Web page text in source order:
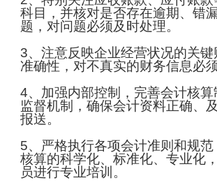
科目，并核对是否存在逾期、错
题，对问题必须及时处理。
3、注意反映企业经营状况的关键
准确性，对不真实的财务信息必
4、加强内部控制，完善会计核算
监督机制，确保会计资料正确、
报送。
5、严格执行各项会计准则和规
核算的科学化、标准化、专业化
员进行专业培训。